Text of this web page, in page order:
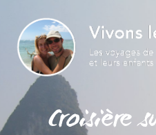
Croisière